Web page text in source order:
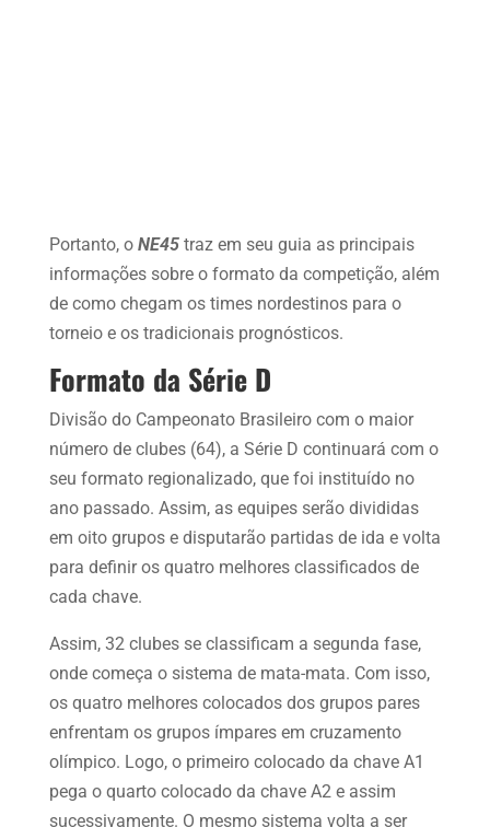
Portanto, o NE45 traz em seu guia as principais
informações sobre o formato da competição, além
de como chegam os times nordestinos para o
torneio e os tradicionais prognósticos.
Formato da Série D
Divisão do Campeonato Brasileiro com o maior
número de clubes (64), a Série D continuará com o
seu formato regionalizado, que foi instituído no
ano passado. Assim, as equipes serão divididas
em oito grupos e disputarão partidas de ida e volta
para definir os quatro melhores classificados de
cada chave.
Assim, 32 clubes se classificam a segunda fase,
onde começa o sistema de mata-mata. Com isso,
os quatro melhores colocados dos grupos pares
enfrentam os grupos ímpares em cruzamento
olímpico. Logo, o primeiro colocado da chave A1
pega o quarto colocado da chave A2 e assim
sucessivamente. O mesmo sistema volta a ser